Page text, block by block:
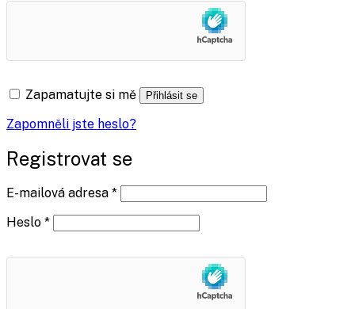
Zapamatujte si mě Přihlásit se
Zapomněli jste heslo?
Registrovat se
E-mailová adresa *Povinné
Heslo *Povinné